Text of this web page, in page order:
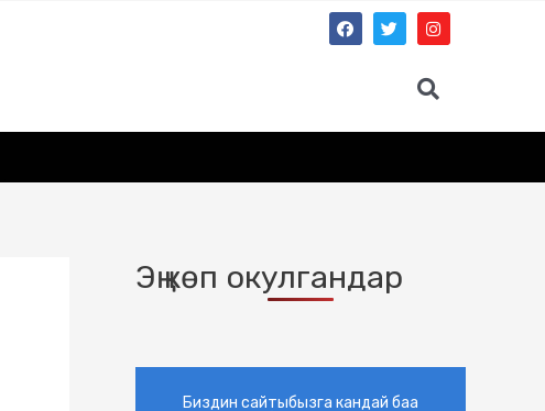
Эң көп окулгандар
Биздин сайтыбызга кандай баа